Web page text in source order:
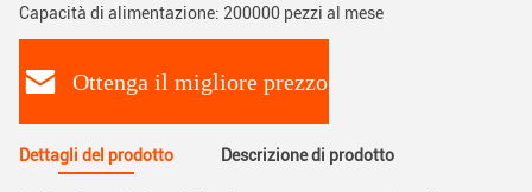
Capacità di alimentazione: 200000 pezzi al mese
Ottenga il migliore prezzo
Dettagli del prodotto Descrizione di prodotto